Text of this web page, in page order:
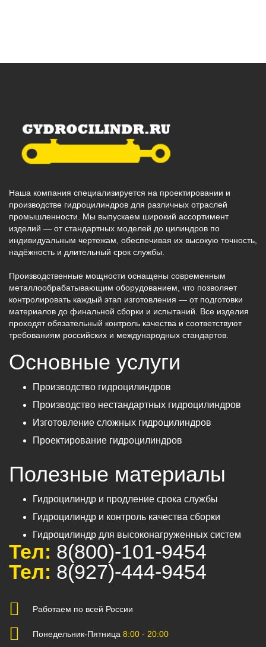
Наша компания специализируется на проектировании и
производстве гидроцилиндров для различных отраслей
промышленности. Мы выпускаем широкий ассортимент
изделий — от стандартных моделей до цилиндров по
индивидуальным чертежам, обеспечивая их высокую точность,
надёжность и длительный срок службы.
Производственные мощности оснащены современным
металлообрабатывающим оборудованием, что позволяет
контролировать каждый этап изготовления — от подготовки
материалов до финальной сборки и испытаний. Все изделия
проходят обязательный контроль качества и соответствуют
требованиям российских и международных стандартов.
Основные услуги
Производство гидроцилиндров
Производство нестандартных гидроцилиндров
Изготовление сложных гидроцилиндров
Проектирование гидроцилиндров
Полезные материалы
Гидроцилиндр и продление срока службы
Гидроцилиндр и контроль качества сборки
Гидроцилиндр для высоконагруженных систем
Тел: 8(800)-101-9454
Тел: 8(927)-444-9454
Работаем по всей России
Понедельник-Пятница 8:00 - 20:00